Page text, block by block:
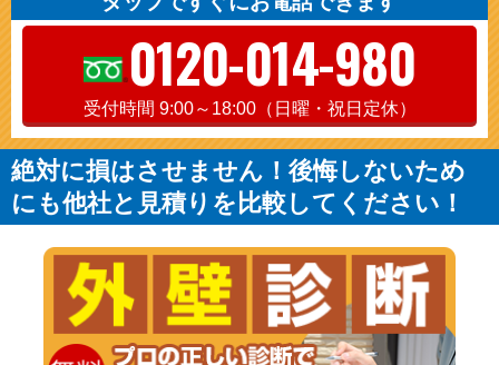
0120-014-980
受付時間 9:00～18:00（日曜・祝日定休）
絶対に損はさせません！後悔しないため
にも他社と見積りを比較してください！